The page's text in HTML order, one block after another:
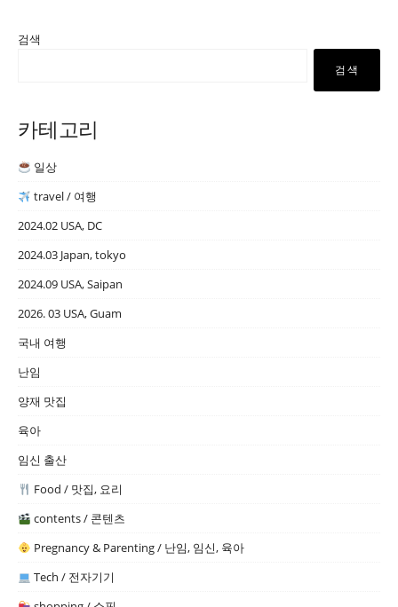
검색
검색
카테고리
일상
travel / 여행
2024.02 USA, DC
2024.03 Japan, tokyo
2024.09 USA, Saipan
2026. 03 USA, Guam
국내 여행
난임
양재 맛집
육아
임신 출산
Food / 맛집, 요리
contents / 콘텐츠
Pregnancy & Parenting / 난임, 임신, 육아
Tech / 전자기기